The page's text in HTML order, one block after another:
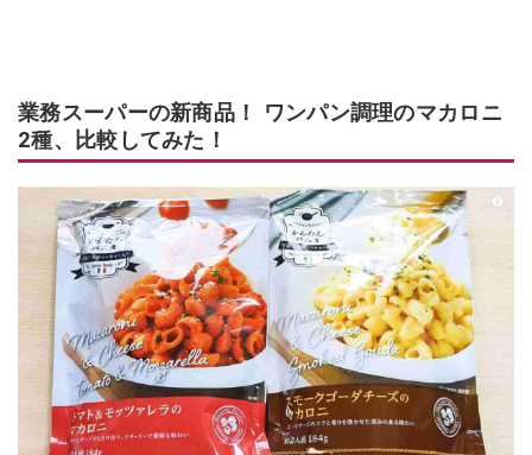
業務スーパーの新商品！ ワンパン調理のマカロニ
2種、比較してみた！